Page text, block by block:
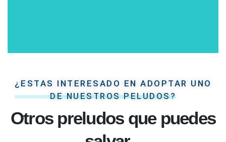
¿ESTAS INTERESADO EN ADOPTAR UNO
DE NUESTROS PELUDOS?
Otros preludos que puedes